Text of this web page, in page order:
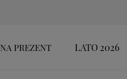
NA PREZENT LATO 2026